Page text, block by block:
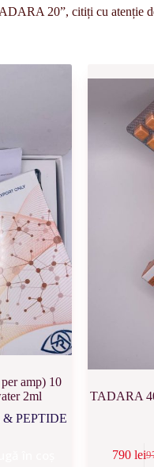
20”, citiți cu atenție
amp) 10
2ml
PEPTIDE
TADARA
790 lei